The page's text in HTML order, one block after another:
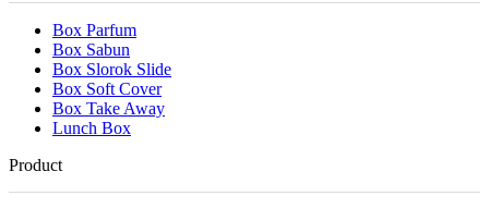
Box Parfum
Box Sabun
Box Slorok Slide
Box Soft Cover
Box Take Away
Lunch Box
Product